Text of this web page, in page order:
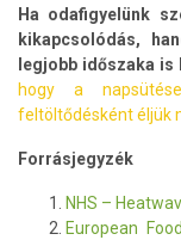
Ha odafigyelünk
kikapcsolódás,
legjobb időszaka is
hogy a
feltöltődésként éljük
Forrásjegyzék
NHS –
European